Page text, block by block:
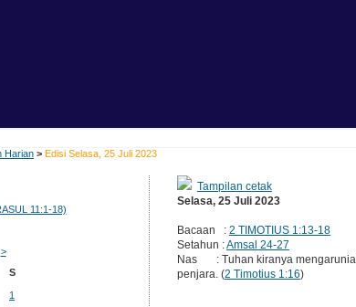
Harian > Edisi Selasa, 25 Juli 2023
Tampilan cetak
Selasa, 25 Juli 2023
Bacaan : 2 TIMOTIUS 1:13-18
Setahun :Amsal 24-27
Nas : Tuhan kiranya
penjara. (2 Timotius 1:16)
11:1-18)
>
S
1